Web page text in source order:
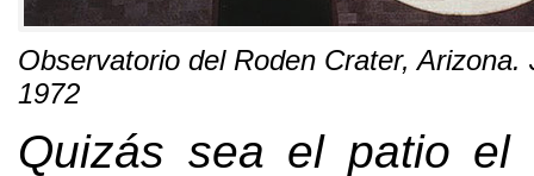
Observatorio del Roden Crater,Arizona.
1972
Quizás sea el patio el